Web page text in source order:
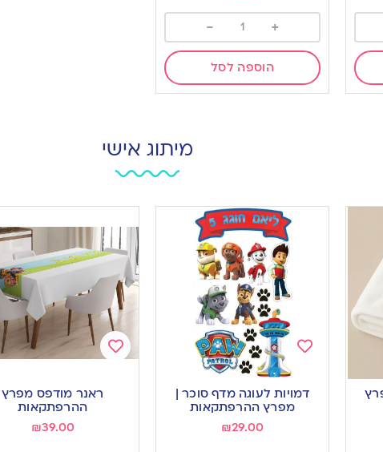
+
-
הוספה לסל
מיתוג אישי
to
wishlist
דמויות לעוגה מדף סוכר |
מפרץ ההרפתקאות
₪29.00
wishlist
ראנר מודפס מפרץ
ההרפתקאות
₪39.00